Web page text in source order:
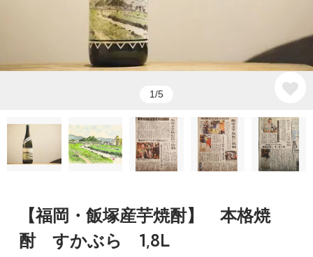
1/5
【福岡・飯塚産芋焼酎】 本格焼
酎 すかぶら 1,8L